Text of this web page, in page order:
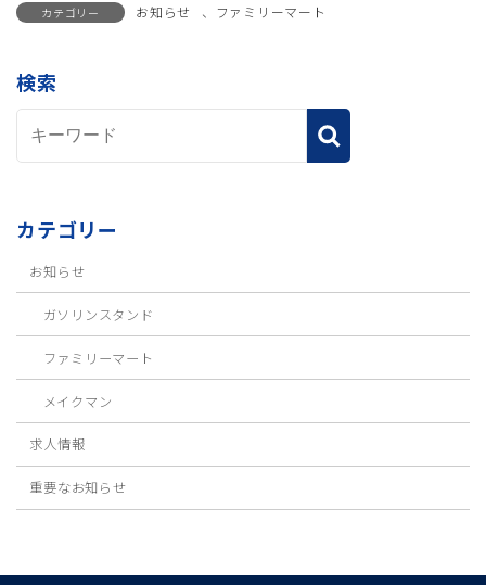
カテゴリー お知らせ 、 ファミリーマート
検索
カテゴリー
お知らせ
ガソリンスタンド
ファミリーマート
メイクマン
求人情報
重要なお知らせ